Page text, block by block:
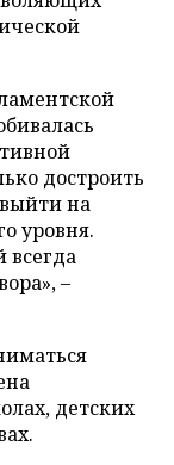
достроить
на
уровня.
всегда
–
детских